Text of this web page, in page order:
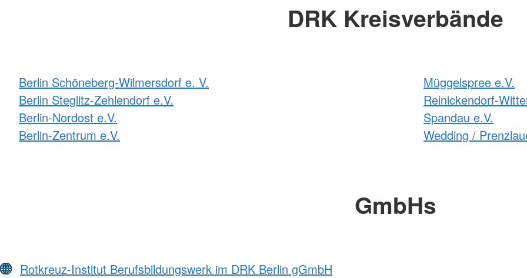
DRK Kreisverbände
Berlin Schöneberg-Wilmersdorf e. V.
Berlin Steglitz-Zehlendorf e.V.
Berlin-Nordost e.V.
Berlin-Zentrum e.V.
Müggelspree e.V.
Reinickendorf-
Spandau e.V.
Wedding /
GmbHs
Rotkreuz-Institut Berufsbildungswerk im DRK Berlin gGmbH